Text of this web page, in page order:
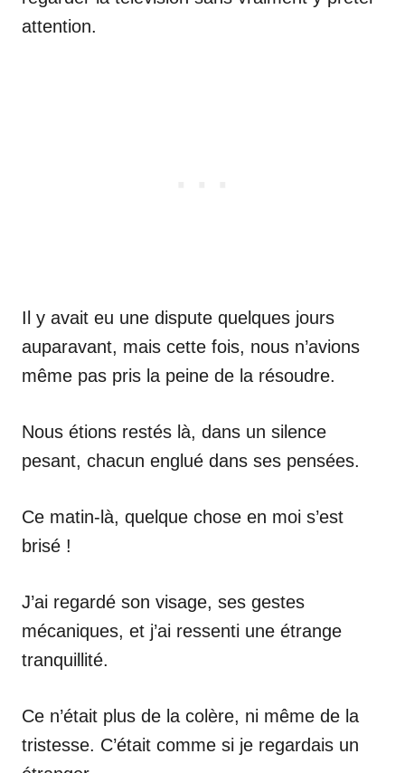
attention.
Il y avait eu une dispute quelques jours
auparavant, mais cette fois, nous n’avions
même pas pris la peine de la résoudre.
Nous étions restés là, dans un silence
pesant, chacun englué dans ses pensées.
Ce matin-là, quelque chose en moi s’est
brisé !
J’ai regardé son visage, ses gestes
mécaniques, et j’ai ressenti une étrange
tranquillité.
Ce n’était plus de la colère, ni même de la
tristesse. C’était comme si je regardais un